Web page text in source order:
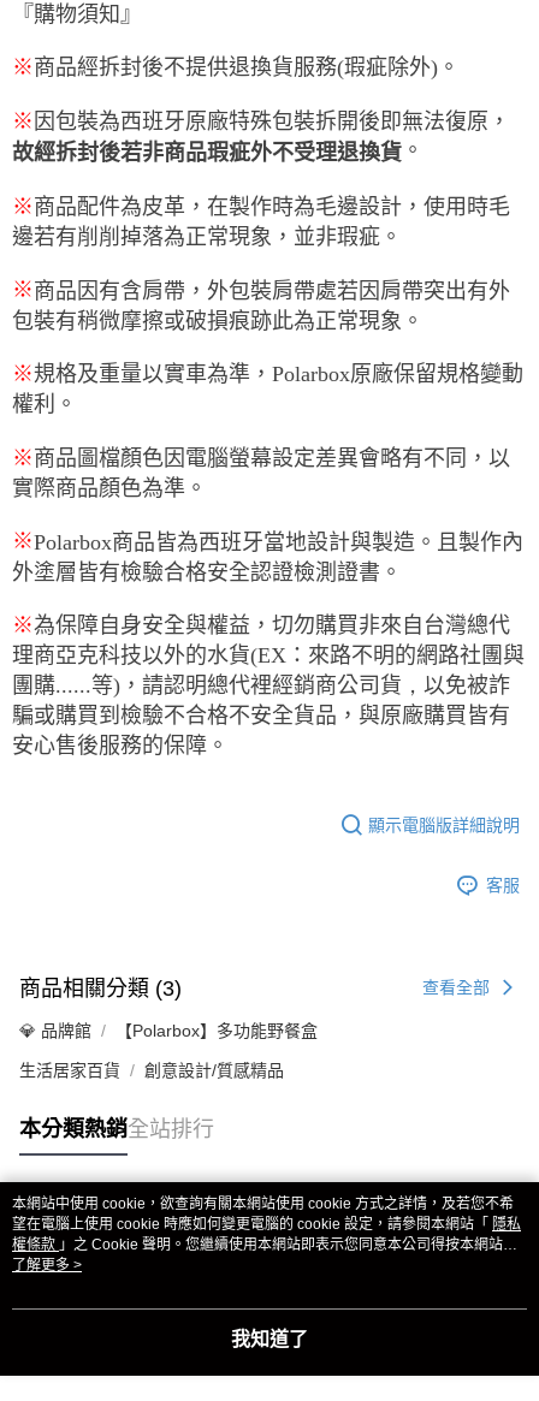
『購物須知』
※商品經拆封後不提供退換貨服務(瑕疵除外)。
※ 因包裝為西班牙原廠特殊包裝拆開後即無法復原，
故經拆封後若非商品瑕疵外不受理退換貨 。
※商品配件為皮革，在製作時為毛邊設計，使用時毛
邊若有削削掉落為正常現象，並非瑕疵。
※商品因有含肩帶，外包裝肩帶處若因肩帶突出有外
包裝有稍微摩擦或破損痕跡此為正常現象。
※規格及重量以實車為準，Polarbox原廠保留規格變動
權利。
※商品圖檔顏色因電腦螢幕設定差異會略有不同，以
實際商品顏色為準。
※Polarbox商品皆為西班牙當地設計與製造。且製作內
外塗層皆有檢驗合格安全認證檢測證書。
※為保障自身安全與權益，切勿購買非來自台灣總代
理商亞克科技以外的水貨(EX ：來路不明的網路社團與
團購......等) ， 請認明總代裡經銷商公司貨 ， 以免被詐
騙或購買到檢驗不合格不安全貨品 ， 與原廠購買皆有
安心售後服務的保障 。
顯示電腦版詳細說明
客服
商品相關分類 (3) 查看全部
💎 品牌館 【Polarbox】多功能野餐盒
生活居家百貨 創意設計/質感精品
本分類熱銷全站排行
熱門標籤
本網站中使用 cookie，欲查詢有關本網站使用 cookie 方式之詳情，及若您不希
望在電腦上使用 cookie 時應如何變更電腦的 cookie 設定，請參閱本網站「 隱私
權條款 」之 Cookie 聲明。您繼續使用本網站即表示您同意本公司得按本網站使
用條款之 Cookie 聲明使用 cookie。
了解更多 >
我知道了